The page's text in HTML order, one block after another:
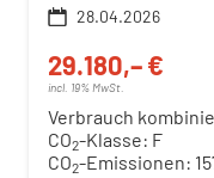
28.04.2026
29.180,– €
incl. 19% MwSt.
Verbrauch
CO2-Klasse: F
CO2-Emissionen: